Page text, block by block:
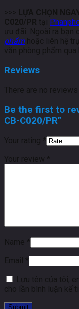
>>> LỰA CHỌN
C020/PR tại
ưu đãi. Ngoài ra bạn
phẩm hoặc liên hệ
văn phòng phẩm
Reviews
There are no reviews
Be the first to
CB-C020/PR”
Your rating *
Your review *
Name *
Email *
Lưu tên của tôi,
cho lần bình luận kế